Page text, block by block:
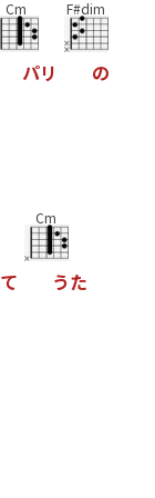
Cm
パリ
F#dim
の
て
Cm
うた